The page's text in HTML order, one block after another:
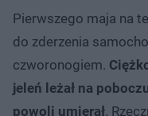
Pierwszego maja na
do zderzenia
czworonogiem.
jeleń leżał na
powoli umierał.